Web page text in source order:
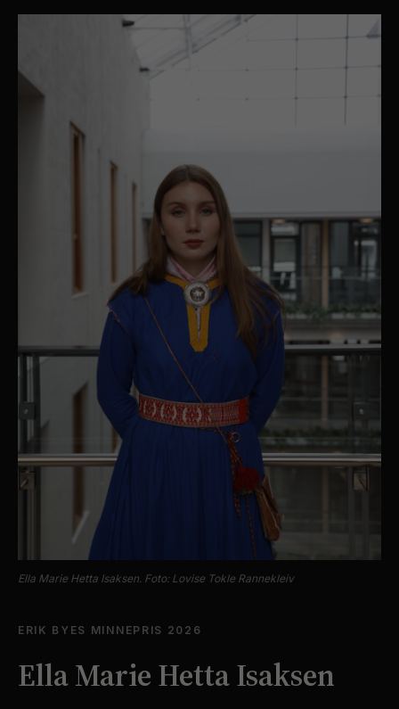
Ella Marie Hetta Isaksen. Foto: Lovise Tokle Rannekleiv
ERIK BYES MINNEPRIS 2026
Ella Marie Hetta Isaksen